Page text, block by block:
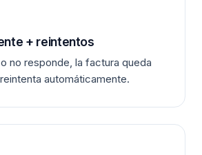
+ reintentos
no responde, la factura queda
automáticamente.